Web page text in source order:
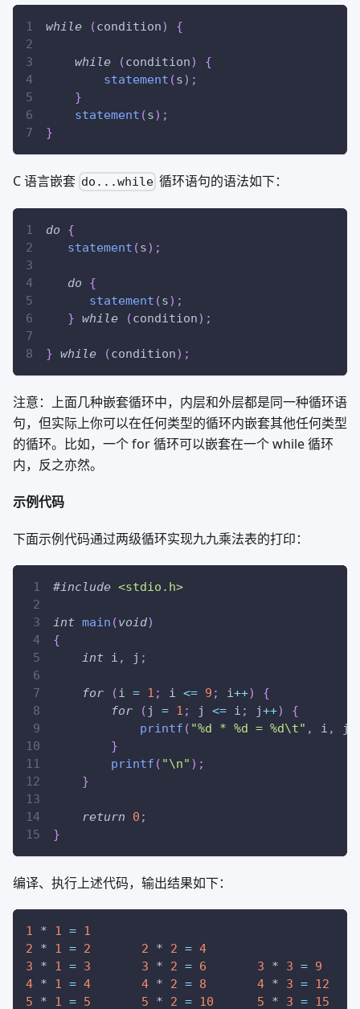
while (condition) {
while (condition)
{
statement (s) ;
}
statement (s) ;
}
C 语言嵌套 do...while 循环语句的语法如下：
do
{
statement (s) ;
do
{
statement (s) ;
} while (condition) ;
} while (condition) ;
注意：上面几种嵌套循环中，内层和外层都是同一种循环语
句，但实际上你可以在任何类型的循环内嵌套其他任何类型
的循环。比如，一个 for 循环可以嵌套在一个 while 循环
内，反之亦然。
示例代码
下面示例代码通过两级循环实现九九乘法表的打印：
#include <stdio.h>
int main (void)
{
int i , j ;
for (i = 1 ; i <= 9 ; i++)
{
for
( j = 1 ; j <= i ; j++)
{
printf ( "%d * %d = %d\t" , i , j
}
printf ( "\n" ) ;
}
return 0 ;
}
编译、执行上述代码，输出结果如下：
1 * 1 = 1
2 * 1 = 2 2 * 2 = 4
3 * 1 = 3 3 * 2 = 6 3 * 3 = 9
4 * 1 = 4 4 * 2 = 8 4 * 3 = 12
5 * 1 = 5 5 * 2 = 10 5 * 3 = 15